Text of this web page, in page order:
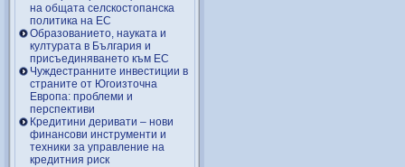
на общата селскостопанска
политика на ЕС
Образованието, науката и
културата в България и
присъединяването към ЕС
Чуждестранните инвестиции в
страните от Югоизточна
Европа: проблеми и
перспективи
Кредитини деривати – нови
финансови инструменти и
техники за управление на
кредитния риск